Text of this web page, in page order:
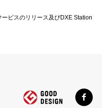
ービスのリリース及びDXE Station